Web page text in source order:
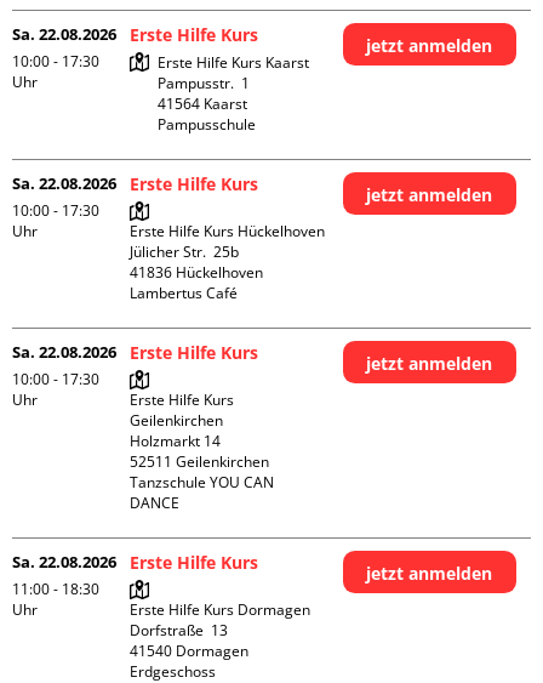
Sa. 22.08.2026
10:00 - 17:30
Uhr
Erste Hilfe Kurs
Erste Hilfe Kurs Kaarst
Pampusstr.  1
41564 Kaarst
Pampusschule
jetzt anmelden
Sa. 22.08.2026
10:00 - 17:30
Uhr
Erste Hilfe Kurs
Erste Hilfe Kurs Hückelhoven
Jülicher Str.  25b
41836 Hückelhoven
Lambertus Café
jetzt anmelden
Sa. 22.08.2026
10:00 - 17:30
Uhr
Erste Hilfe Kurs
Erste Hilfe Kurs
Geilenkirchen
Holzmarkt 14
52511 Geilenkirchen
Tanzschule YOU CAN
DANCE
jetzt anmelden
Sa. 22.08.2026
11:00 - 18:30
Uhr
Erste Hilfe Kurs
Erste Hilfe Kurs Dormagen
Dorfstraße  13
41540 Dormagen
Erdgeschoss
jetzt anmelden